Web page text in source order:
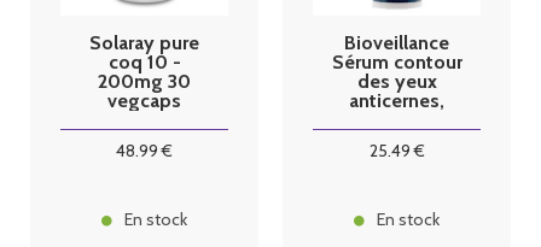
Solaray pure
coq 10 -
200mg 30
vegcaps
48.99 €
En stock
Bioveillance
Sérum contour
des yeux
anticernes,
25.49€
En stock